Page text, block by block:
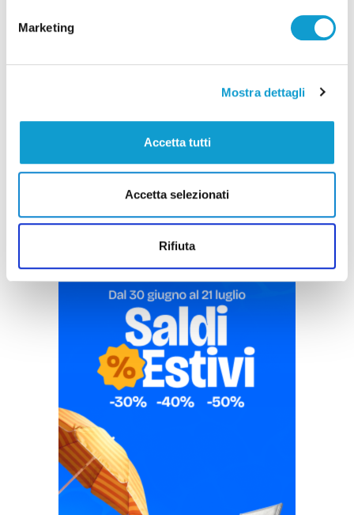
Marketing
Mostra dettagli
Accetta tutti
Accetta selezionati
Rifiuta
Pubblicità